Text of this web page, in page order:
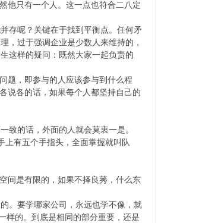
他只有一个人。这一点也符合二八定
存呢？关键在于找到平衡点。任何矛
，过于强调企业是少数人来维持的，
这样的疑问：既然大家一起负责的
题，即参与的人应该参与到什么程
说各的话，如果每个人都坚持自己的
致的话，外面的人就会莫衷一是。
上有五个手指头，全面掌握就叫队
间是有限的，如果不择良莠，什么东
。要学哪家公司，永远也学不像，就
样的。到底是相同的部分重要，还是